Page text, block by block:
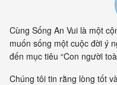
Cùng Sống An Vui là một
muốn sống một cuộc đời ý
đến mục tiêu “Con người
Chúng tôi tin rằng lòng tốt